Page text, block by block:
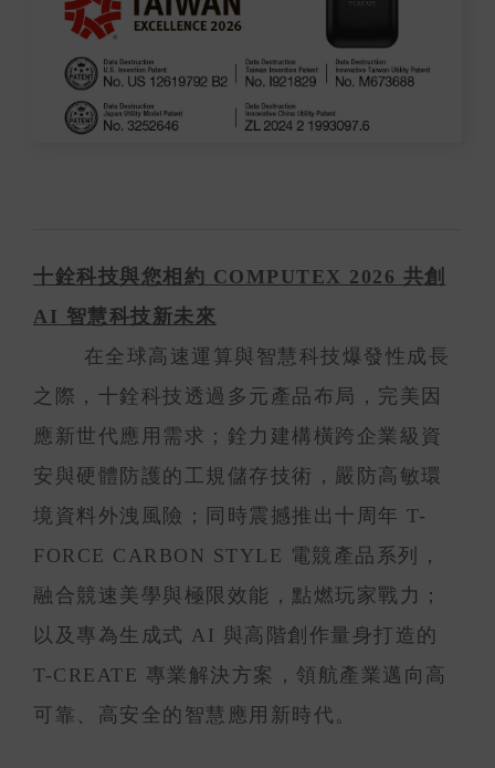
十銓科技與您相約 COMPUTEX 2026 共創
AI 智慧科技新未來
在全球高速運算與智慧科技爆發性成長
之際，十銓科技透過多元產品布局，完美因
應新世代應用需求；銓力建構橫跨企業級資
安與硬體防護的工規儲存技術，嚴防高敏環
境資料外洩風險；同時震撼推出十周年 T-
FORCE CARBON STYLE 電競產品系列，
融合競速美學與極限效能，點燃玩家戰力；
以及專為生成式 AI 與高階創作量身打造的
T-CREATE 專業解決方案，領航產業邁向高
可靠、高安全的智慧應用新時代。